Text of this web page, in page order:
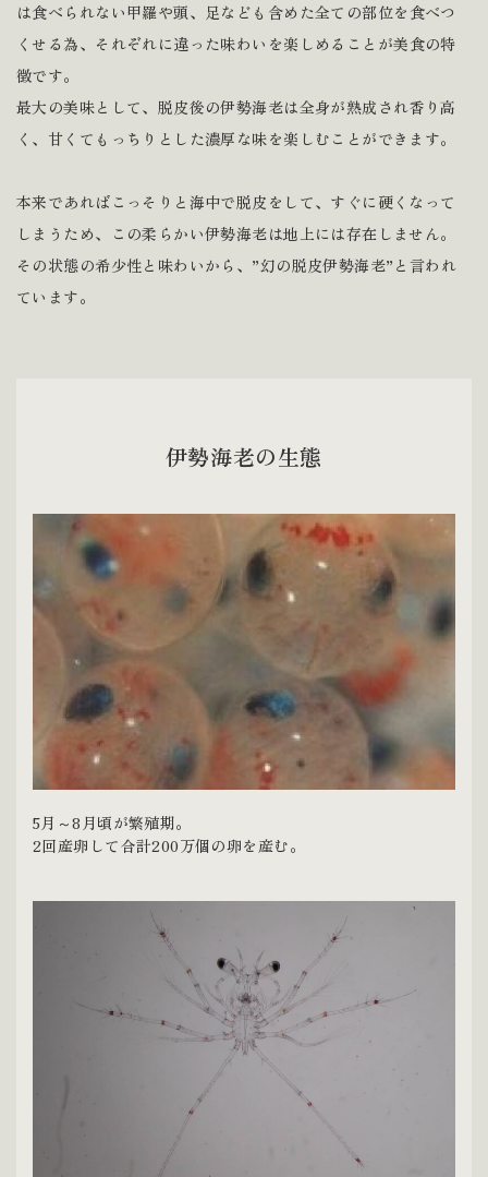
は食べられない甲羅や頭、足なども含めた全ての部位を食べつ
くせる為、それぞれに違った味わいを楽しめることが美食の特
徴です。
最大の美味として、脱皮後の伊勢海老は全身が熟成され香り高
く、甘くてもっちりとした濃厚な味を楽しむことができます。
本来であればこっそりと海中で脱皮をして、すぐに硬くなって
しまうため、この柔らかい伊勢海老は地上には存在しません。
その状態の希少性と味わいから、”幻の脱皮伊勢海老”と言われ
ています。
伊勢海老の生態
5月～8月頃が繁殖期。
2回産卵して合計200万個の卵を産む。